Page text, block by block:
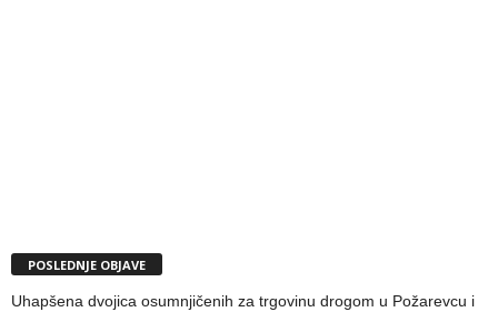
POSLEDNJE OBJAVE
Uhapšena dvojica osumnjičenih za trgovinu drogom u Požarevcu i